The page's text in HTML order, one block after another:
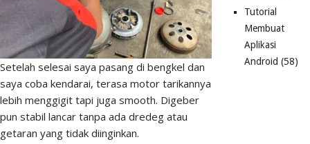
Setelah selesai saya pasang di bengkel dan
saya coba kendarai, terasa motor tarikannya
lebih menggigit tapi juga smooth. Digeber
pun stabil lancar tanpa ada dredeg atau
getaran yang tidak diinginkan.
Tutorial
Membuat
Aplikasi
Android (58)